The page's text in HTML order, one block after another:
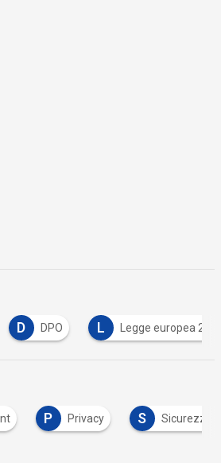
Legge europea 2017 P pmi
Privacy S Sicurezza digitale